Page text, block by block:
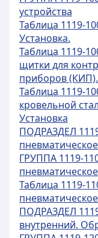
устройства
Таблица 1119-
Установка.
Таблица 1119-
щитки для
приборов
Таблица 1119-
кровельной
Установка
ПОДРАЗДЕЛ
пневматическое
ГРУППА 1119-
пневматическое
Таблица 1119-
пневматическое
ПОДРАЗДЕЛ
внутренний.